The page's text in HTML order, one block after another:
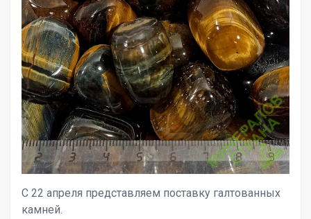
С 22 апреля представляем поставку галтованных
камней.